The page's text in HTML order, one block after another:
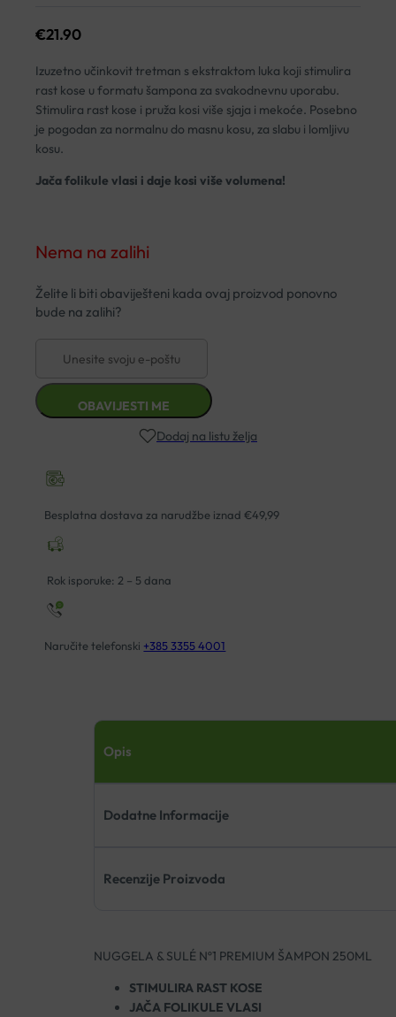
€21.90
Izuzetno učinkovit tretman s ekstraktom luka koji stimulira
rast kose u formatu šampona za svakodnevnu uporabu.
Stimulira rast kose i pruža kosi više sjaja i mekoće. Posebno
je pogodan za normalnu do masnu kosu, za slabu i lomljivu
kosu.
Jača folikule vlasi i daje kosi više volumena!
Nema na zalihi
Dodaj na listu želja
Besplatna dostava za narudžbe iznad €49,99
Rok isporuke: 2 – 5 dana
Naručite telefonski +385 3355 4001
Opis
Dodatne Informacije
Recenzije Proizvoda
NUGGELA & SULÉ Nº1 PREMIUM ŠAMPON 250ML
STIMULIRA RAST KOSE
JAČA FOLIKULE VLASI